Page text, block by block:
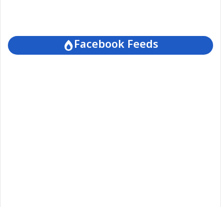
Facebook Feeds